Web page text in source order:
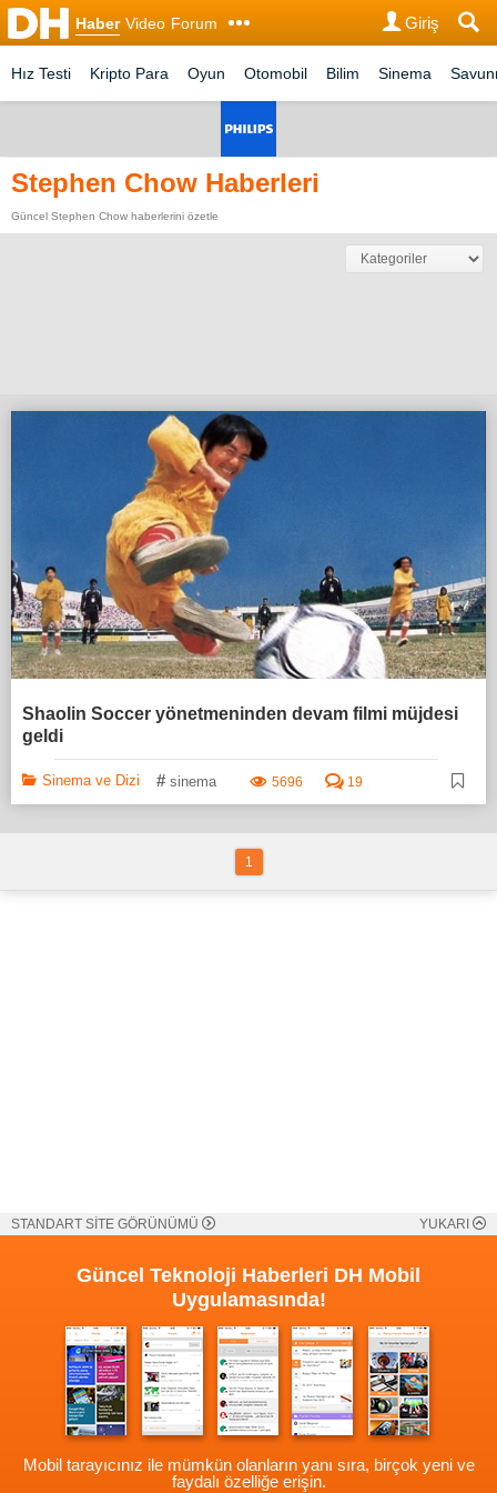
Haber Video Forum Giriş
Hız Testi Kripto Para Oyun Otomobil Bilim Sinema
Stephen Chow Haberleri
Güncel Stephen Chow haberlerini özetle
Shaolin Soccer yönetmeninden devam filmi müjdesi
geldi
Sinema ve Dizi # sinema 5696 19
1
STANDART SİTE GÖRÜNÜMÜ YUKARI
Güncel Teknoloji Haberleri DH Mobil
Uygulamasında!
Mobil tarayıcınız ile mümkün olanların yanı sıra, birçok yeni ve
faydalı özelliğe erişin.